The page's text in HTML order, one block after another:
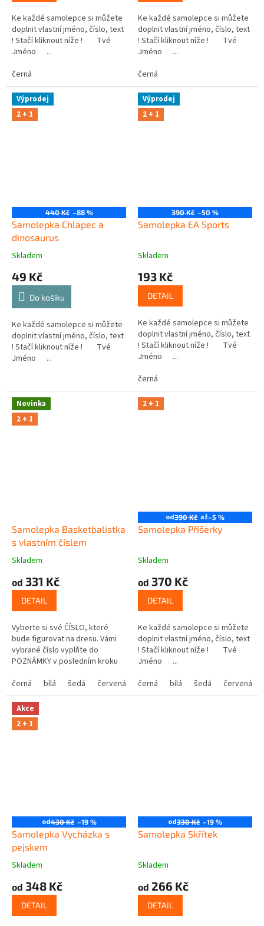
Ke každé samolepce si můžete
doplnit vlastní jméno, číslo, text
! Stačí kliknout níže ! Tvé
Jméno ...
černá
Ke každé samolepce si můžete
doplnit vlastní jméno, číslo, text
! Stačí kliknout níže ! Tvé
Jméno ...
černá
Výprodej
2 + 1
440 Kč –88 %
Samolepka Chlapec a
dinosaurus
Skladem
49 Kč
Do košíku
Ke každé samolepce si můžete
doplnit vlastní jméno, číslo, text
! Stačí kliknout níže ! Tvé
Jméno ...
Výprodej
2 + 1
390 Kč –50 %
Samolepka EA Sports
Skladem
193 Kč
DETAIL
Ke každé samolepce si můžete
doplnit vlastní jméno, číslo, text
! Stačí kliknout níže ! Tvé
Jméno ...
černá
Novinka
2 + 1
Samolepka Basketbalistka
s vlastním číslem
Skladem
od 331 Kč
DETAIL
Vyberte si své ČÍSLO, které
bude figurovat na dresu. Vámi
vybrané číslo vyplňte do
POZNÁMKY v posledním kroku
černá
bílá šedá červená modrá žlutá zelená růžová
2 + 1
od390 Kč až–5 %
Samolepka Příšerky
Skladem
od 370 Kč
DETAIL
Ke každé samolepce si můžete
doplnit vlastní jméno, číslo, text
! Stačí kliknout níže ! Tvé
Jméno ...
černá
bílá šedá červená
Akce
2 + 1
od430 Kč –19 %
Samolepka Vycházka s
pejskem
Skladem
od 348 Kč
DETAIL
od330 Kč –19 %
Samolepka Skřítek
Skladem
od 266 Kč
DETAIL